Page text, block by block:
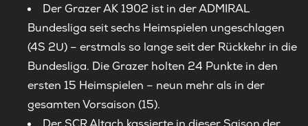
Der Grazer AK 1902 ist in der ADMIRAL
Bundesliga seit sechs Heimspielen ungeschlagen
(4S 2U) – erstmals so lange seit der Rückkehr in die
Bundesliga. Die Grazer holten 24 Punkte in den
ersten 15 Heimspielen – neun mehr als in der
gesamten Vorsaison (15).